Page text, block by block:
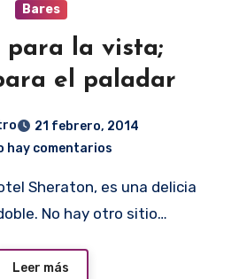
Bares
para la vista;
el paladar
21 febrero, 2014
hay comentarios
No hay otro sitio…
Leer más